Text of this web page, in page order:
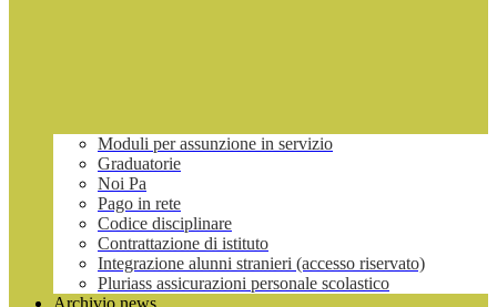
Moduli per assunzione in servizio
Graduatorie
Noi Pa
Pago in rete
Codice disciplinare
Contrattazione di istituto
Integrazione alunni stranieri (accesso riservato)
Pluriass assicurazioni personale scolastico